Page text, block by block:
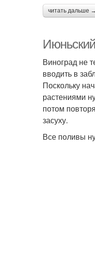
читать дальше →
Виноград не
вводить в
Поскольку
растениями
потом
засуху.
Все поливы